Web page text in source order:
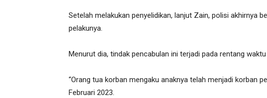
Setelah melakukan penyelidikan, lanjut Zain, polisi akhirnya
pelakunya.
Menurut dia, tindak pencabulan ini terjadi pada rentang
“Orang tua korban mengaku anaknya telah menjadi korban
Februari 2023.